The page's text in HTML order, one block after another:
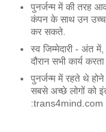
पुनर्जन्म में की तरह
कंपन के साथ उन उच्च
कर सकते.
स्व जिम्मेदारी - अंत
दौरान सभी कार्य
पुनर्जन्म में रहते थे
सबसे अच्छे लोगों को
:trans4mind.com